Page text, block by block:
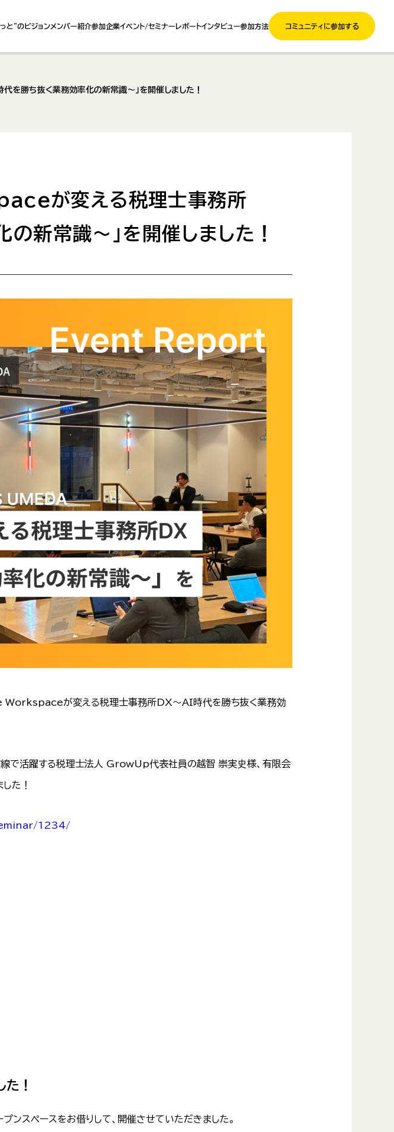
と”のビジョンメンバー紹介参加企業イベント/セミナーレポートインタビュー参加方法 コミュニティに参加する
勝ち抜く業務効率化の新常識～」を開催しました！
が変える税理士事務所
新常識～」を開催しました！
が変える税理士事務所DX〜AI時代を勝ち抜く業務効
活躍する税理士法人 GrowUp代表社員の越智 崇実史様、有限会
た！
1234/
！
スペースをお借りして、開催させていただきました。